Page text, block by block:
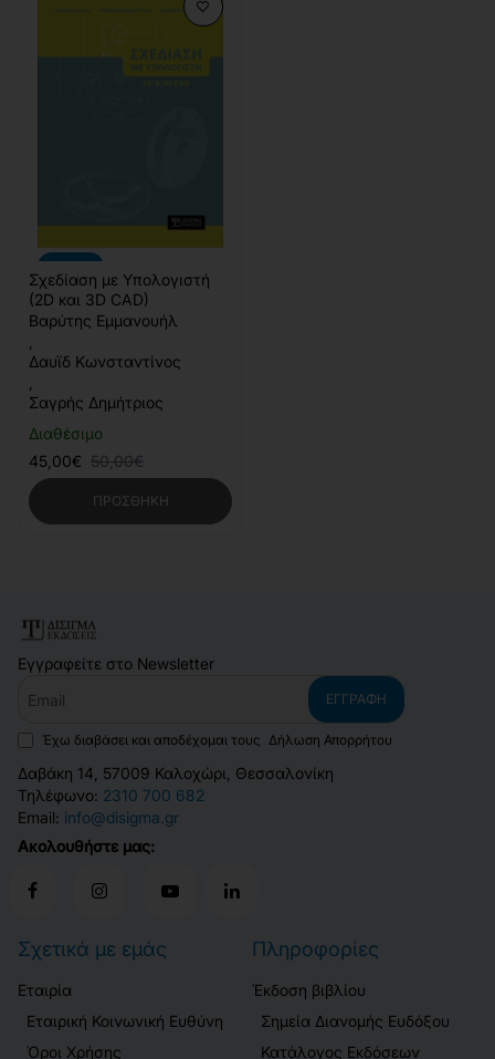
Διαθέσιμο
Σχεδίαση με Υπολογιστή
(2D και 3D CAD)
Βαρύτης Εμμανουήλ
Δαυϊδ Κωνσταντίνος
Σαγρής Δημήτριος
45,00€ 50,00€
ΠΡΟΣΘΉΚΗ
Εγγραφείτε στο Newsletter
ΕΓΓΡΑΦΉ
Έχω διαβάσει και αποδέχομαι τους Δήλωση Απορρήτου
Δαβάκη 14, 57009 Καλοχώρι, Θεσσαλονίκη
Τηλέφωνο: 2310 700 682
Email: info@disigma.gr
Ακολουθήστε μας:
Σχετικά με εμάς
Εταιρία
Εταιρική Κοινωνική Ευθύνη
Όροι Χρήσης
Πληροφορίες
Έκδοση βιβλίου
Σημεία Διανομής Ευδόξου
Κατάλογος Εκδόσεων